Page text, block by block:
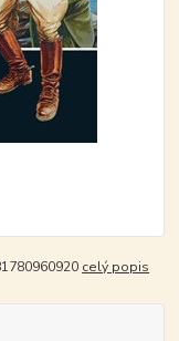
celý popis